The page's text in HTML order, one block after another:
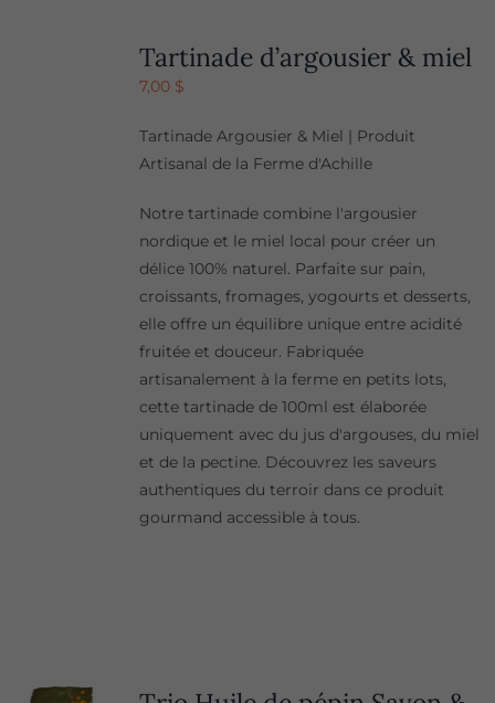
Tartinade d’argousier & miel
7,00 $
Tartinade Argousier & Miel | Produit
Artisanal de la Ferme d'Achille
Notre tartinade combine l'argousier
nordique et le miel local pour créer un
délice 100% naturel. Parfaite sur pain,
croissants, fromages, yogourts et desserts,
elle offre un équilibre unique entre acidité
fruitée et douceur. Fabriquée
artisanalement à la ferme en petits lots,
cette tartinade de 100ml est élaborée
uniquement avec du jus d'argouses, du miel
et de la pectine. Découvrez les saveurs
authentiques du terroir dans ce produit
gourmand accessible à tous.